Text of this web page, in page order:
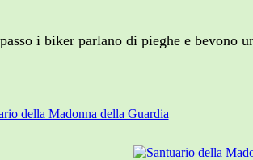
i biker parlano di pieghe e bevono